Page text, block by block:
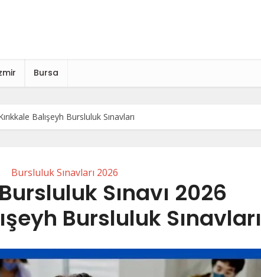
Bursa
Balışeyh Bursluluk Sınavları
Bursluluk Sınavları 2026
Sınavı 2026
Bursluluk Sınavları